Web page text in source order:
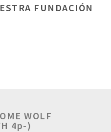
FUNDACIÓN
WOLF
4p-)